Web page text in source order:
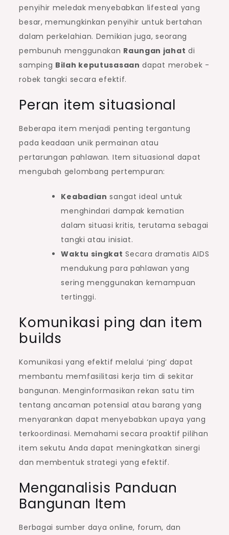
penyihir meledak menyebabkan lifesteal yang
besar, memungkinkan penyihir untuk bertahan
dalam perkelahian. Demikian juga, seorang
pembunuh menggunakan Raungan jahat di
samping Bilah keputusasaan dapat merobek -
robek tangki secara efektif.
Peran item situasional
Beberapa item menjadi penting tergantung
pada keadaan unik permainan atau
pertarungan pahlawan. Item situasional dapat
mengubah gelombang pertempuran:
Keabadian sangat ideal untuk
menghindari dampak kematian
dalam situasi kritis, terutama sebagai
tangki atau inisiat.
Waktu singkat Secara dramatis AIDS
mendukung para pahlawan yang
sering menggunakan kemampuan
tertinggi.
Komunikasi ping dan item
builds
Komunikasi yang efektif melalui ‘ping’ dapat
membantu memfasilitasi kerja tim di sekitar
bangunan. Menginformasikan rekan satu tim
tentang ancaman potensial atau barang yang
menyarankan dapat menyebabkan upaya yang
terkoordinasi. Memahami secara proaktif pilihan
item sekutu Anda dapat meningkatkan sinergi
dan membentuk strategi yang efektif.
Menganalisis Panduan
Bangunan Item
Berbagai sumber daya online, forum, dan